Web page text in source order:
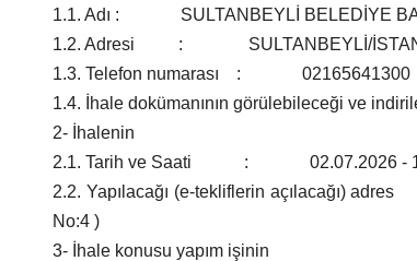
1.1. Adı : SULTANBEYLİ BELEDİYE
1.2. Adresi : SULTANBEYLİ/
1.3. Telefon numarası : 02165641300
1.4. İhale dokümanının görülebileceği
2- İhalenin
2.1. Tarih ve Saati : 02.07.2026 -
2.2. Yapılacağı (e-tekliflerin açılacağı)
No:4 )
3- İhale konusu yapım işinin